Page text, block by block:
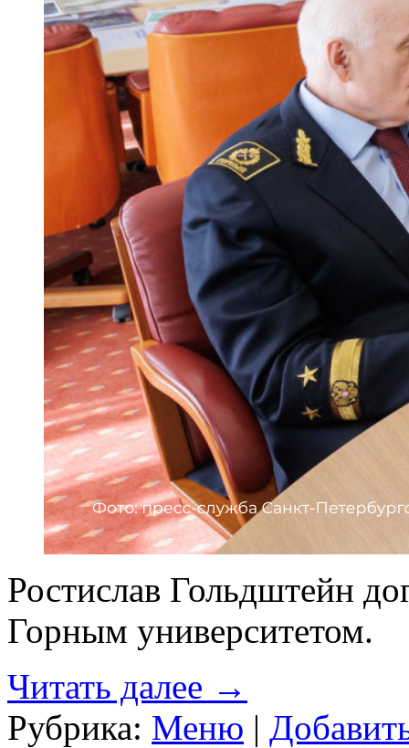
Ростислав Гольдштейн
Горным университетом.
Читать далее →
Рубрика: Меню |